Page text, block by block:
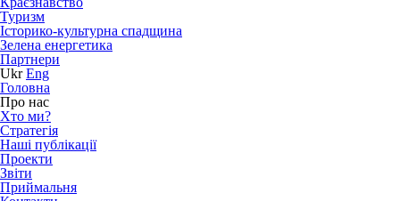
Туризм
Історико-культурна спадщина
Зелена енергетика
Партнери
Ukr Eng
Головна
Про нас
Хто ми?
Стратегія
Наші публікації
Проекти
Звіти
Приймальня